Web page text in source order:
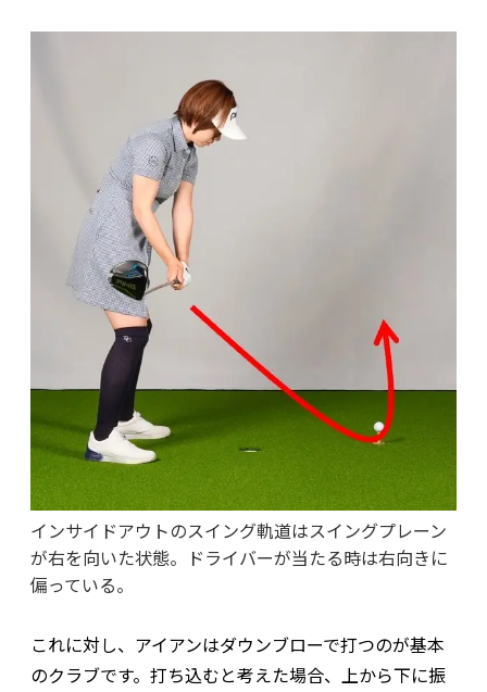
インサイドアウトのスイング軌道はスイングプレーン
が右を向いた状態。ドライバーが当たる時は右向きに
偏っている。
これに対し、アイアンはダウンブローで打つのが基本
のクラブです。打ち込むと考えた場合、上から下に振